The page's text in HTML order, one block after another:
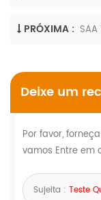
PRÓXIMA :
Deixe um
Por favor,
vamos Entre em
Sujeita : Teste